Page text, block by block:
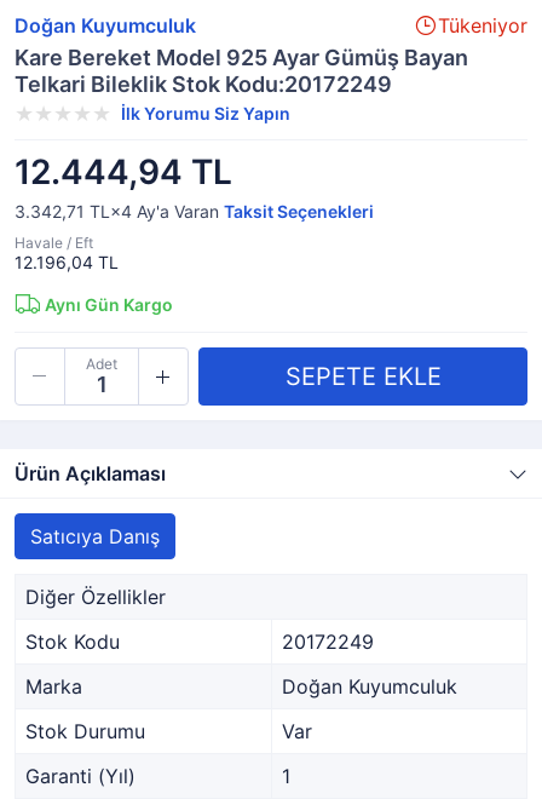
Doğan Kuyumculuk Tükeniyor
Kare Bereket Model 925 Ayar Gümüş Bayan
Telkari Bileklik Stok Kodu:20172249
İlk Yorumu Siz Yapın
12.444,94 TL
3.342,71 TL×4 Ay'a Varan Taksit Seçenekleri
Havale / Eft
12.196,04 TL
Aynı Gün Kargo
Adet
Ürün Açıklaması
Satıcıya Danış
Diğer Özellikler
Stok Kodu
20172249
Marka
Doğan Kuyumculuk
Stok Durumu
Var
Garanti (Yıl)
1